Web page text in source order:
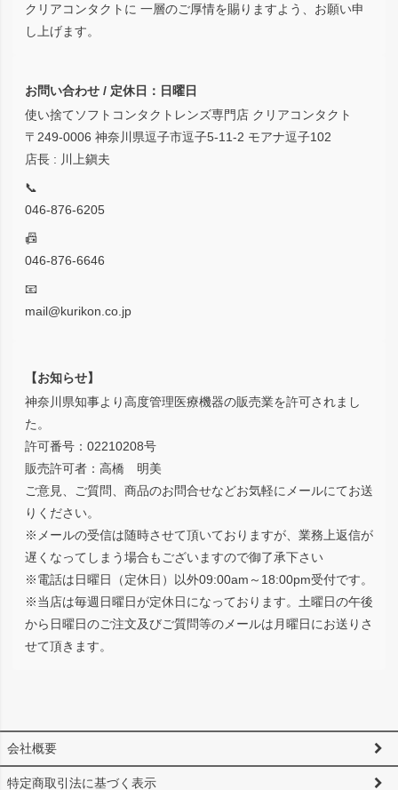
クリアコンタクトに 一層のご厚情を賜りますよう、お願い申
し上げます。
お問い合わせ / 定休日：日曜日
使い捨てソフトコンタクトレンズ専門店 クリアコンタクト
〒249-0006 神奈川県逗子市逗子5-11-2 モアナ逗子102
店長 : 川上鎭夫
📞
046-876-6205
📠
046-876-6646
📧
mail@kurikon.co.jp
【お知らせ】
神奈川県知事より高度管理医療機器の販売業を許可されまし
た。
許可番号：02210208号
販売許可者：高橋 明美
ご意見、ご質問、商品のお問合せなどお気軽にメールにてお送
りください。
※メールの受信は随時させて頂いておりますが、業務上返信が
遅くなってしまう場合もございますので御了承下さい
※電話は日曜日（定休日）以外09:00am～18:00pm受付です。
※当店は毎週日曜日が定休日になっております。土曜日の午後
から日曜日のご注文及びご質問等のメールは月曜日にお送りさ
せて頂きます。
会社概要
特定商取引法に基づく表示